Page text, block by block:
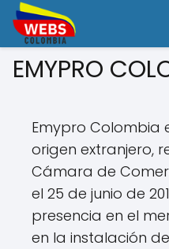
EMYPRO
Emypro Colombia
origen extranjero,
Cámara de
el 25 de junio de
presencia en el
en la instalación